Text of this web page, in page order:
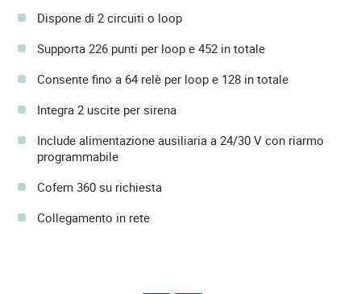
Dispone di 2 circuiti o loop
Supporta 226 punti per loop e 452 in totale
Consente fino a 64 relè per loop e 128 in totale
Integra 2 uscite per sirena
Include alimentazione ausiliaria a 24/30 V con riarmo
programmabile
Cofem 360 su richiesta
Collegamento in rete